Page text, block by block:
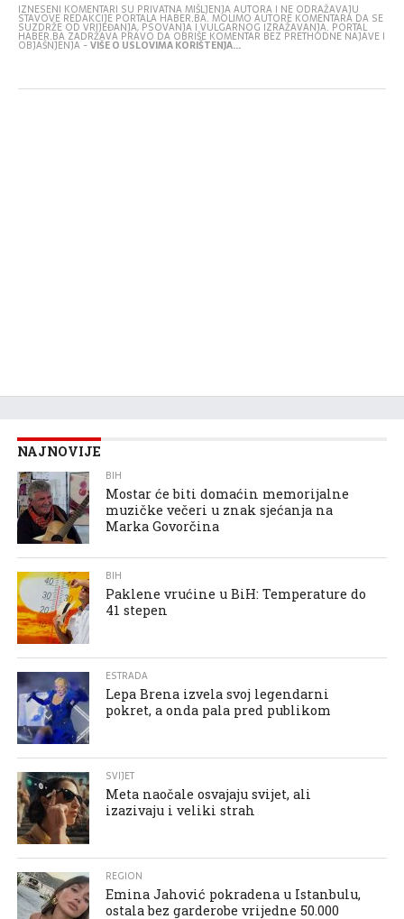
IZNESENI KOMENTARI SU PRIVATNA MIŠLJENJA AUTORA I NE ODRAŽAVAJU
STAVOVE REDAKCIJE PORTALA HABER.BA. MOLIMO AUTORE KOMENTARA DA SE
SUZDRŽE OD VRIJEĐANJA, PSOVANJA I VULGARNOG IZRAŽAVANJA. PORTAL
HABER.BA ZADRŽAVA PRAVO DA OBRIŠE KOMENTAR BEZ PRETHODNE NAJAVE I
OBJAŠNJENJA -VIŠE O USLOVIMA KORIŠTENJA...
NAJNOVIJE
BIH
Mostar će biti domaćin memorijalne
muzičke večeri u znak sjećanja na
Marka Govorčina
BIH
Paklene vrućine u BiH: Temperature do
41 stepen
ESTRADA
Lepa Brena izvela svoj legendarni
pokret, a onda pala pred publikom
SVIJET
Meta naočale osvajaju svijet, ali
izazivaju i veliki strah
REGION
Emina Jahović pokradena u Istanbulu,
ostala bez garderobe vrijedne 50.000